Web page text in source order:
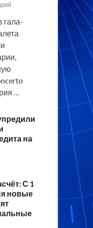
гала-
…
на
С 1
новые